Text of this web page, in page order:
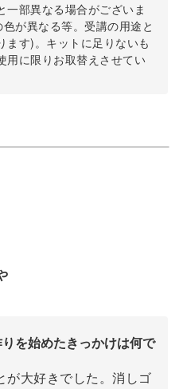
一部異なる場合がございま
が異なる等。受講の用途と
ます)。キットに足りないも
用に限りお取替えさせてい
を始めたきっかけは何で
が大好きでした。消しゴ